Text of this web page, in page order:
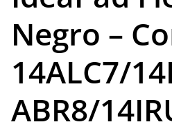
Negro –
14ALC7/
ABR8/